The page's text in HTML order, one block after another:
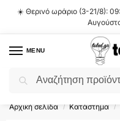
☀️ Θερινό ωράριο (3-21/8):
MENU
Flash Sale ⚡ 10%
Αρχική σελίδα / Κατάστημα /